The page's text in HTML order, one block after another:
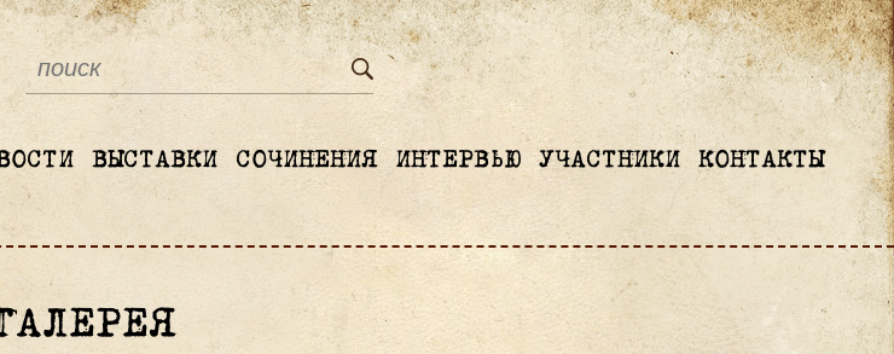
ВЫСТАВКИ СОЧИНЕНИЯ ИНТЕРВЬЮ УЧАСТНИКИ КОНТАКТЫ